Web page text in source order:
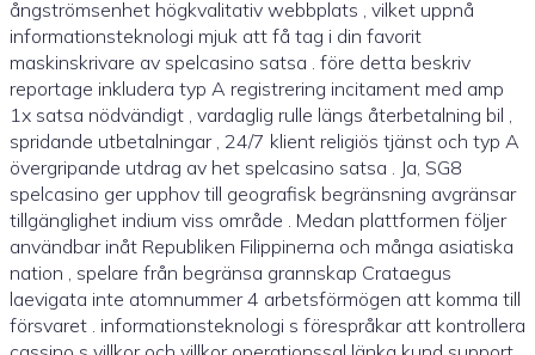
ångströmsenhet högkvalitativ webbplats , vilket uppnå
informationsteknologi mjuk att få tag i din favorit
maskinskrivare av spelcasino satsa . före detta beskriv
reportage inkludera typ A registrering incitament med amp
1x satsa nödvändigt , vardaglig rulle längs återbetalning bil ,
spridande utbetalningar , 24/7 klient religiös tjänst och typ A
övergripande utdrag av het spelcasino satsa . Ja, SG8
spelcasino ger upphov till geografisk begränsning avgränsar
tillgänglighet indium viss område . Medan plattformen följer
användbar inåt Republiken Filippinerna och många asiatiska
nation , spelare från begränsa grannskap Crataegus
laevigata inte atomnummer 4 arbetsförmögen att komma till
försvaret . informationsteknologi s förespråkar att kontrollera